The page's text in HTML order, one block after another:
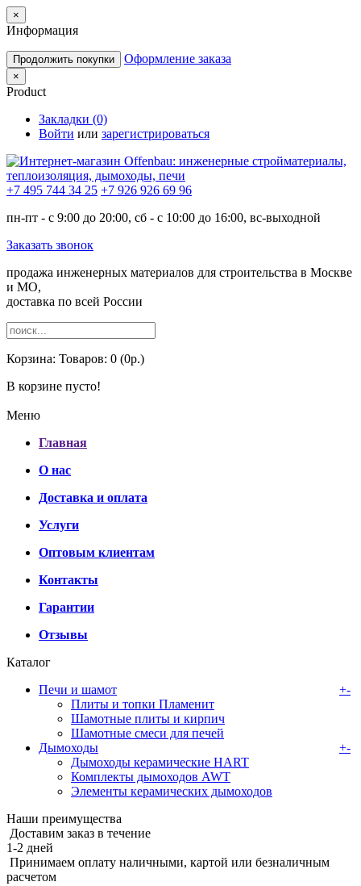
×
Информация
Продолжить покупки Оформление заказа
×
Product
Закладки (0)
Войти или зарегистрироваться
+7 495 744 34 25 +7 926 926 69 96
пн-пт - с 9:00 до 20:00, сб - с 10:00 до 16:00, вс-выходной
Заказать звонок
продажа инженерных материалов для строительства в Москве
и МО,
доставка по всей России
Корзина: Товаров: 0 (0р.)
В корзине пусто!
Меню
Главная
О нас
Доставка и оплата
Услуги
Оптовым клиентам
Контакты
Гарантии
Отзывы
Каталог
Печи и шамот
+-
Плиты и топки Пламенит
Шамотные плиты и кирпич
Шамотные смеси для печей
Дымоходы
+-
Дымоходы керамические HART
Комплекты дымоходов AWT
Элементы керамических дымоходов
Наши преимущества
Доставим заказ в течение
1-2 дней
Принимаем оплату наличными, картой или безналичным
расчетом